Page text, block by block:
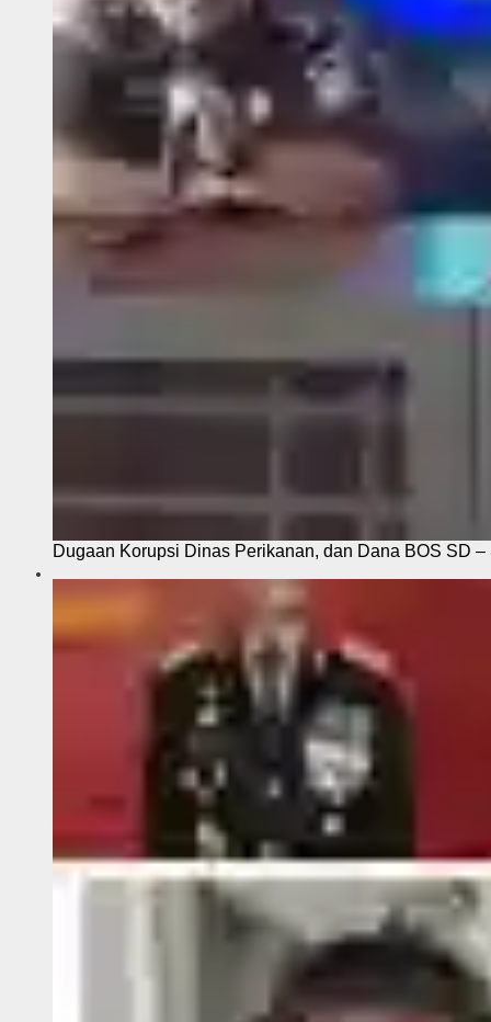
Dugaan Korupsi Dinas Perikanan, dan Dana BOS SD